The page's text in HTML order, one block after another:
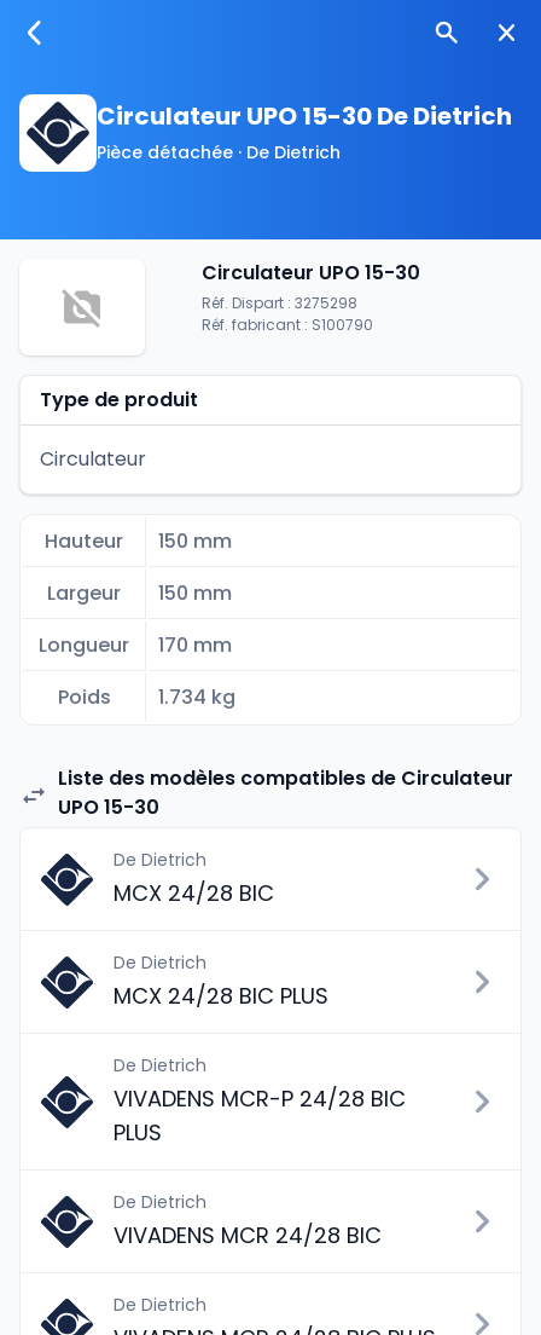
Circulateur UPO 15-30 De Dietrich
Pièce détachée · De Dietrich
Circulateur UPO 15-30
Réf. Dispart : 3275298
Réf. fabricant : S100790
Type de produit
Circulateur
Hauteur
150 mm
Largeur
150 mm
Longueur
170 mm
Poids
1.734 kg
Liste des modèles compatibles de Circulateur
UPO 15-30
De Dietrich
MCX 24/28 BIC
De Dietrich
MCX 24/28 BIC PLUS
De Dietrich
VIVADENS MCR-P 24/28 BIC
PLUS
De Dietrich
VIVADENS MCR 24/28 BIC
De Dietrich